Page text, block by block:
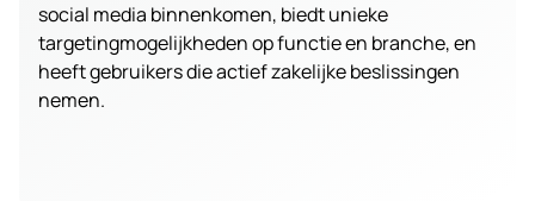
social media binnenkomen, biedt unieke
targetingmogelijkheden op functie en branche, en
heeft gebruikers die actief zakelijke beslissingen
nemen.